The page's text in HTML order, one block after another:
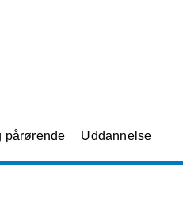
pårørende Uddannelse